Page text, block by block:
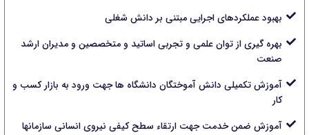
بهبود عملکردهای اجرایی مبتنی بر دانش شغلی
بهره گیری از توان علمی و تجربی اساتید و متخصصین و مدیران ارشد
صنعت
آموزش تکمیلی دانش آموختگان دانشگاه ها جهت ورود به بازار کسب و
کار
آموزش ضمن خدمت جهت ارتقاء سطح کیفی نیروی انسانی سازمانها